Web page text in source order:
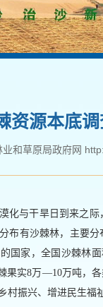
资源本底
业和草原局政府网
化与干旱日到来之
布有沙棘林，主要
国家，全国沙棘林
果实8万—10万吨，
村振兴、增进民生福